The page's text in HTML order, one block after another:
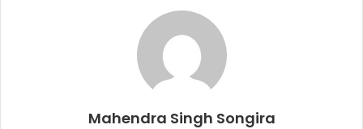
Mahendra Singh Songira